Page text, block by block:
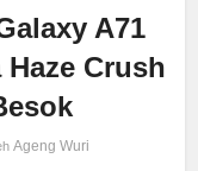
A71
Haze Crush
Ageng Wuri